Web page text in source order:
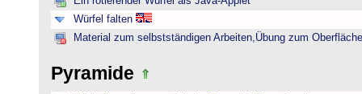
Würfel falten
Material zum selbstständigen Arbeiten,Übung zum
Pyramide